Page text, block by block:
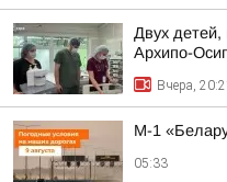
Двух
Архипо-
Вчера,
М-1
05:33